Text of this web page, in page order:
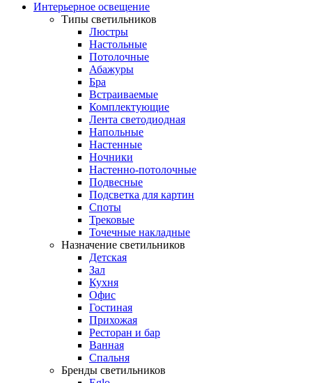
Интерьерное освещение
Типы светильников
Люстры
Настольные
Потолочные
Абажуры
Бра
Встраиваемые
Комплектующие
Лента светодиодная
Напольные
Настенные
Ночники
Настенно-потолочные
Подвесные
Подсветка для картин
Споты
Трековые
Точечные накладные
Назначение светильников
Детская
Зал
Кухня
Офис
Гостиная
Прихожая
Ресторан и бар
Ванная
Спальня
Бренды светильников